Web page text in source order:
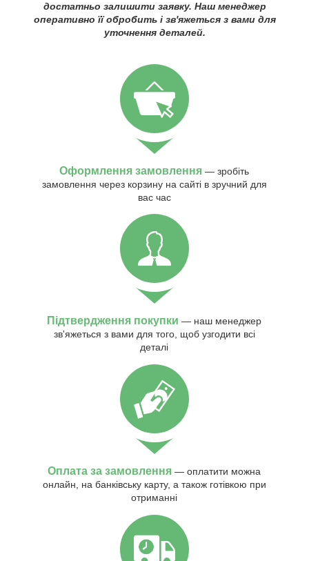
достатньо залишити заявку. Наш менеджер
оперативно її обробить і зв'яжеться з вами для
уточнення деталей.
Оформлення замовлення — зробіть
замовлення через корзину на сайті в зручний для
вас час
Підтвердження покупки — наш менеджер
зв'яжеться з вами для того, щоб узгодити всі
деталі
Оплата за замовлення — оплатити можна
онлайн, на банківську карту, а також готівкою при
отриманні